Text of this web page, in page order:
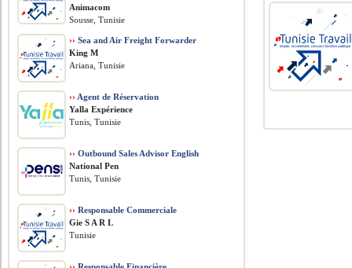
Animacom
Sousse, Tunisie
›› Sea and Air Freight Forwarder
King M
Ariana, Tunisie
›› Agent de Réservation
Yalla Expérience
Tunis, Tunisie
›› Outbound Sales Advisor English
National Pen
Tunis, Tunisie
›› Responsable Commerciale
Gie S A R L
Tunisie